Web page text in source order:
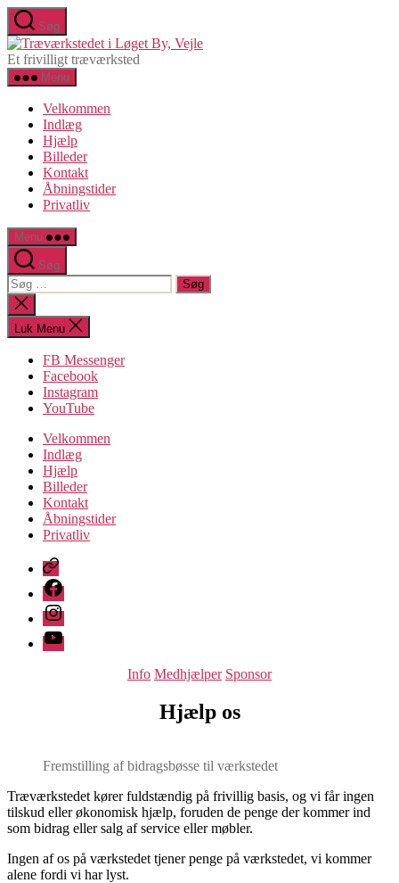
Spring
til
indholdet
Søg
Træværkstedet
Et frivilligt træværksted
Menu
Velkommen
Indlæg
Hjælp
Billeder
Kontakt
Åbningstider
Privatliv
Menu
Søg
Søg
efter:
Luk
søgning
Luk Menu
FB Messenger
Facebook
Instagram
YouTube
Velkommen
Indlæg
Hjælp
Billeder
Kontakt
Åbningstider
Privatliv
FB
Messenger
Facebook
Instagram
YouTube
Kategorier
Info Medhjælper Sponsor
Hjælp os
Fremstilling af bidragsbøsse til værkstedet
Træværkstedet kører fuldstændig på frivillig basis, og vi får ingen
tilskud eller økonomisk hjælp, foruden de penge der kommer ind
som bidrag eller salg af service eller møbler.
Ingen af os på værkstedet tjener penge på værkstedet, vi kommer
alene fordi vi har lyst.